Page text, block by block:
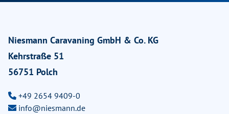
Niesmann Caravaning GmbH & Co. KG
Kehrstraße 51
56751 Polch
+49 2654 9409-0
info@niesmann.de